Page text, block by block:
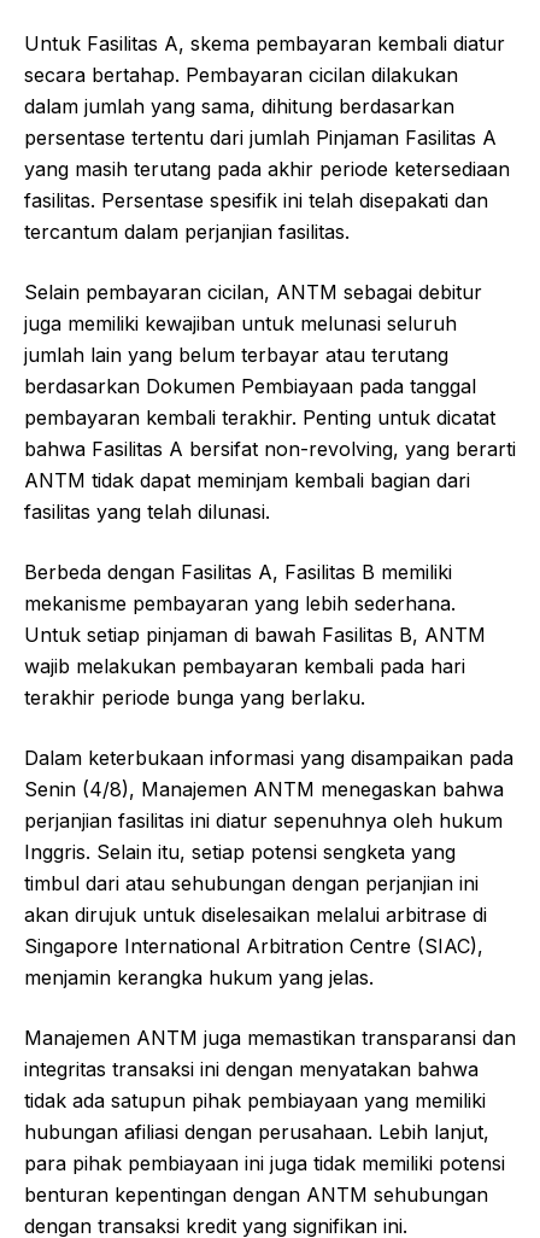
Untuk Fasilitas A, skema pembayaran kembali diatur
secara bertahap. Pembayaran cicilan dilakukan
dalam jumlah yang sama, dihitung berdasarkan
persentase tertentu dari jumlah Pinjaman Fasilitas A
yang masih terutang pada akhir periode ketersediaan
fasilitas. Persentase spesifik ini telah disepakati dan
tercantum dalam perjanjian fasilitas.
Selain pembayaran cicilan, ANTM sebagai debitur
juga memiliki kewajiban untuk melunasi seluruh
jumlah lain yang belum terbayar atau terutang
berdasarkan Dokumen Pembiayaan pada tanggal
pembayaran kembali terakhir. Penting untuk dicatat
bahwa Fasilitas A bersifat non-revolving, yang berarti
ANTM tidak dapat meminjam kembali bagian dari
fasilitas yang telah dilunasi.
Berbeda dengan Fasilitas A, Fasilitas B memiliki
mekanisme pembayaran yang lebih sederhana.
Untuk setiap pinjaman di bawah Fasilitas B, ANTM
wajib melakukan pembayaran kembali pada hari
terakhir periode bunga yang berlaku.
Dalam keterbukaan informasi yang disampaikan pada
Senin (4/8), Manajemen ANTM menegaskan bahwa
perjanjian fasilitas ini diatur sepenuhnya oleh hukum
Inggris. Selain itu, setiap potensi sengketa yang
timbul dari atau sehubungan dengan perjanjian ini
akan dirujuk untuk diselesaikan melalui arbitrase di
Singapore International Arbitration Centre (SIAC),
menjamin kerangka hukum yang jelas.
Manajemen ANTM juga memastikan transparansi dan
integritas transaksi ini dengan menyatakan bahwa
tidak ada satupun pihak pembiayaan yang memiliki
hubungan afiliasi dengan perusahaan. Lebih lanjut,
para pihak pembiayaan ini juga tidak memiliki potensi
benturan kepentingan dengan ANTM sehubungan
dengan transaksi kredit yang signifikan ini.